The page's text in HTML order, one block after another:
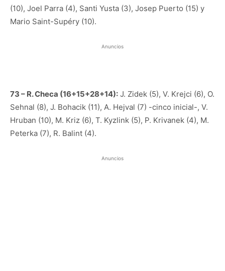
(10), Joel Parra (4), Santi Yusta (3), Josep Puerto (15) y
Mario Saint-Supéry (10).
Anuncios
73 – R. Checa (16+15+28+14): J. Zidek (5), V. Krejci (6), O.
Sehnal (8), J. Bohacik (11), A. Hejval (7) -cinco inicial-, V.
Hruban (10), M. Kriz (6), T. Kyzlink (5), P. Krivanek (4), M.
Peterka (7), R. Balint (4).
Anuncios